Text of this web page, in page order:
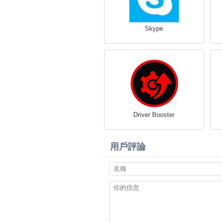
Skype
Driver Booster
用戶評論